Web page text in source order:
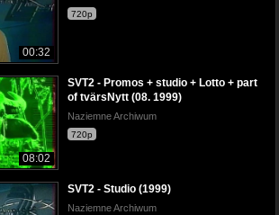
00:32
720p
08:02
SVT2 - Promos + studio + Lotto + part
of tvärsNytt (08. 1999)
Naziemne Archiwum
720p
SVT2 - Studio (1999)
Naziemne Archiwum